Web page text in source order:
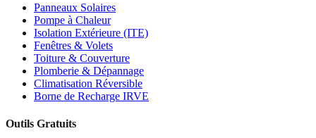
Panneaux Solaires
Pompe à Chaleur
Isolation Extérieure (ITE)
Fenêtres & Volets
Toiture & Couverture
Plomberie & Dépannage
Climatisation Réversible
Borne de Recharge IRVE
Outils Gratuits